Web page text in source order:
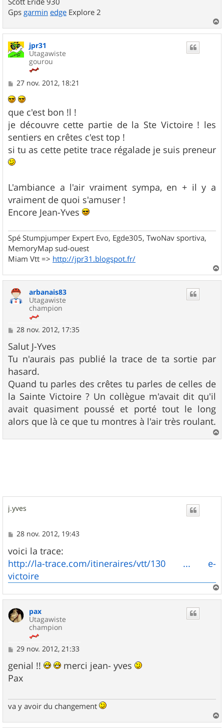
Gps garmin edge Explore 2
a
u
jpr31
Utagawiste
gourou
M
s
a
g
e
27 nov. 2012, 18:21
que c'est bon !l !
je découvre cette partie de la Ste Victoire ! les
sentiers en crêtes c'est top !
si tu as cette petite trace régalade je suis preneur
L'ambiance a l'air vraiment sympa, en + il y a
vraiment de quoi s'amuser !
Encore Jean-Yves
Spé Stumpjumper Expert Evo, Egde305, TwoNav sportiva,
MemoryMap sud-ouest
Miam Vtt => http://jpr31.blogspot.fr/
a
arbanais83
Utagawiste
champion
M
s
s
a
g
e
28 nov. 2012, 17:35
Salut J-Yves
Tu n'aurais pas publié la trace de ta sortie par
hasard.
Quand tu parles des crêtes tu parles de celles de
la Sainte Victoire ? Un collègue m'avait dit qu'il
avait quasiment poussé et porté tout le long
alors que là ce que tu montres à l'air très roulant.
a
j.yves
M
s
s
a
g
e
28 nov. 2012, 19:43
voici la trace:
http://la-trace.com/itineraires/vtt/130 ... e-
victoire
a
pax
Utagawiste
champion
M
s
s
a
29 nov. 2012, 21:33
genial !!
merci jean- yves
Pax
va y avoir du changement
a